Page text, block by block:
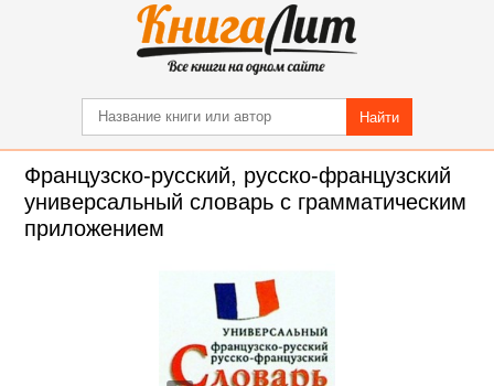
Найти
Французско-русcкий, русско-французский
универсальный словарь с грамматическим
приложением